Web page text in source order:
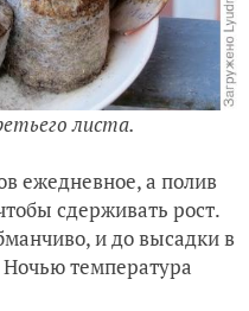
листа.
ежедневное, а полив
сдерживать рост.
и до высадки в
температура